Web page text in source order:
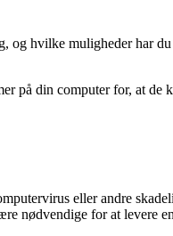
og hvilke muligheder har
på din computer for, at
eller andre
nødvendige for at levere